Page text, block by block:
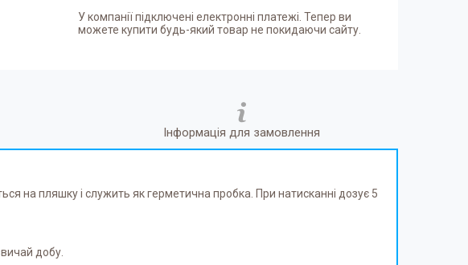
У компанії підключені електронні платежі. Тепер ви
можете купити будь-який товар не покидаючи сайту.
Інформація для замовлення
на пляшку і служить як герметична пробка. При натисканні дозує 5
добу.